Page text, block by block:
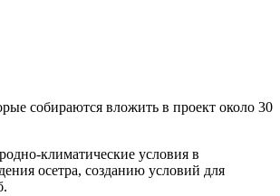
собираются вложить в проект около 30
климатические условия в
осетра, созданию условий для